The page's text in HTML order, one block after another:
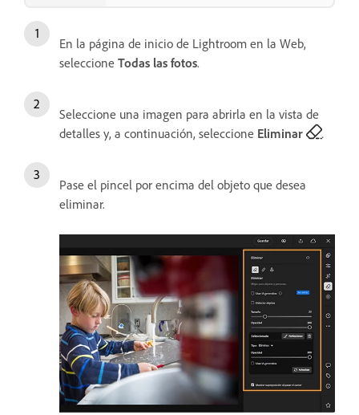
En la página de inicio de Lightroom en la Web,
seleccione Todas las fotos.
Seleccione una imagen para abrirla en la vista de
detalles y, a continuación, seleccione Eliminar .
Pase el pincel por encima del objeto que desea
eliminar.